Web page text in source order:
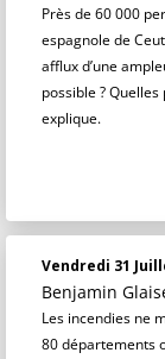
Près de 60 000
espagnole de
afflux d’une
possible ?
explique.
Vendredi 31
Benjamin
Les incendies ne
80 départements